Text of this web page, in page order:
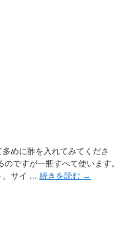
めに酢を入れてみてくださ
ですが一瓶すべて使います。
。サイ … 続きを読む →